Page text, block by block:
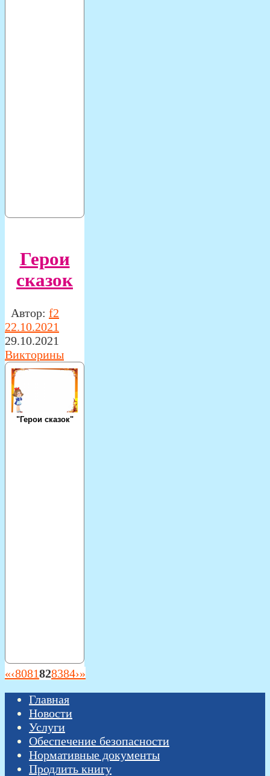
Герои
сказок
Автор: f2
22.10.2021
29.10.2021
Викторины
«‹8081828384›»
Главная
Новости
Услуги
Обеспечение безопасности
Нормативные документы
Продлить книгу